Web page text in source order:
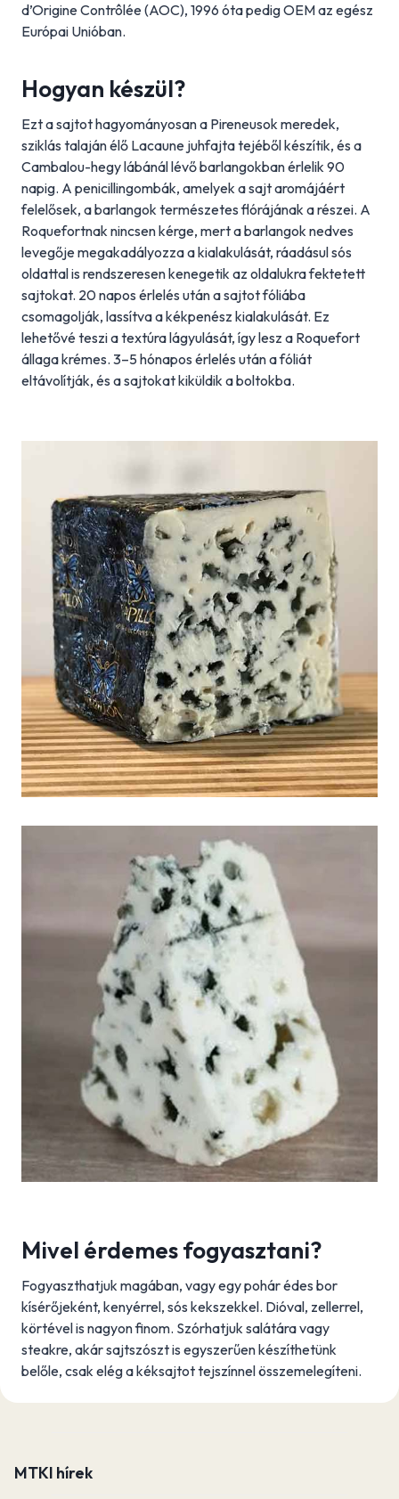
d’Origine Contrôlée (AOC), 1996 óta pedig OEM az egész
Európai Unióban.
Hogyan készül?
Ezt a sajtot hagyományosan a Pireneusok meredek,
sziklás talaján élő Lacaune juhfajta tejéből készítik, és a
Cambalou-hegy lábánál lévő barlangokban érlelik 90
napig. A penicillingombák, amelyek a sajt aromájáért
felelősek, a barlangok természetes flórájának a részei. A
Roquefortnak nincsen kérge, mert a barlangok nedves
levegője megakadályozza a kialakulását, ráadásul sós
oldattal is rendszeresen kenegetik az oldalukra fektetett
sajtokat. 20 napos érlelés után a sajtot fóliába
csomagolják, lassítva a kékpenész kialakulását. Ez
lehetővé teszi a textúra lágyulását, így lesz a Roquefort
állaga krémes. 3–5 hónapos érlelés után a fóliát
eltávolítják, és a sajtokat kiküldik a boltokba.
Mivel érdemes fogyasztani?
Fogyaszthatjuk magában, vagy egy pohár édes bor
kísérőjeként, kenyérrel, sós kekszekkel. Dióval, zellerrel,
körtével is nagyon finom. Szórhatjuk salátára vagy
steakre, akár sajtszószt is egyszerűen készíthetünk
belőle, csak elég a kéksajtot tejszínnel összemelegíteni.
MTKI hírek